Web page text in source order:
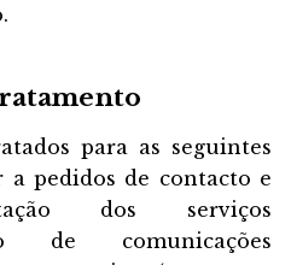
para as seguintes
a pedidos de contacto e
dos serviços
de comunicações